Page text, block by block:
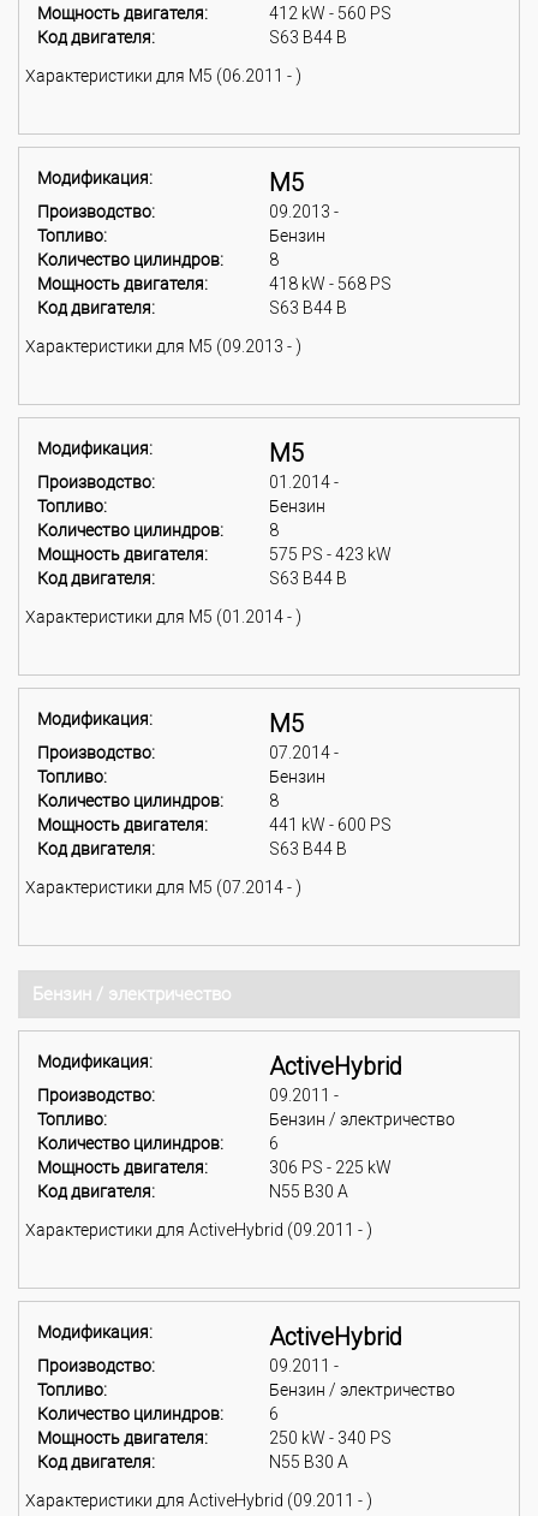
Мощность двигателя:
412 kW - 560 PS
Код двигателя:
S63 B44 B
Характеристики для M5 (06.2011 - )
Модификация: M5
Производство:
09.2013 -
Топливо:
Бензин
Количество цилиндров:
8
Мощность двигателя:
418 kW - 568 PS
Код двигателя:
S63 B44 B
Характеристики для M5 (09.2013 - )
Модификация: M5
Производство:
01.2014 -
Топливо:
Бензин
Количество цилиндров:
8
Мощность двигателя:
575 PS - 423 kW
Код двигателя:
S63 B44 B
Характеристики для M5 (01.2014 - )
Модификация: M5
Производство:
07.2014 -
Топливо:
Бензин
Количество цилиндров:
8
Мощность двигателя:
441 kW - 600 PS
Код двигателя:
S63 B44 B
Характеристики для M5 (07.2014 - )
Бензин / электричество
Модификация: ActiveHybrid
Производство:
09.2011 -
Топливо:
Бензин / электричество
Количество цилиндров:
6
Мощность двигателя:
306 PS - 225 kW
Код двигателя:
N55 B30 A
Характеристики для ActiveHybrid (09.2011 - )
Модификация: ActiveHybrid
Производство:
09.2011 -
Топливо:
Бензин / электричество
Количество цилиндров:
6
Мощность двигателя:
250 kW - 340 PS
Код двигателя:
N55 B30 A
Характеристики для ActiveHybrid (09.2011 - )